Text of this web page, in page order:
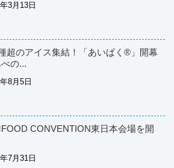
3月13日
超のアイス集結！「あいぱく®」開幕
べの...
8月5日
CONVENTION東日本会場を開
7月31日